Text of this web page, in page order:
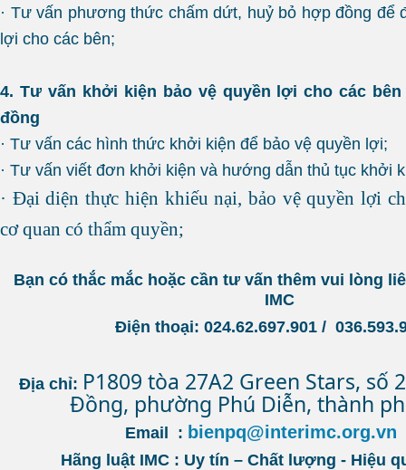
· Tư vấn phương thức chấm dứt, huỷ bỏ hợp đồng để
lợi cho các bên;
4. Tư vấn khởi kiện bảo vệ quyền lợi cho các
đồng
· Tư vấn các hình thức khởi kiện để bảo vệ quyền lợi;
· Tư vấn viết đơn khởi kiện và hướng dẫn thủ tục khởi
· Đại diện thực hiện khiếu nại, bảo vệ quyền lợi
cơ quan có thẩm quyền;
Bạn có thắc mắc hoặc cần tư vấn thêm vui lòng
IMC
Điện thoại: 024.62.697.901 /
Địa chỉ: P1809 tòa 27A2 Green Stars, số
Đồng, phường Phú Diễn, thành
Email : bienpq@interimc.org.vn
Hãng luật IMC : Uy tín – Chất lượng - Hiệu